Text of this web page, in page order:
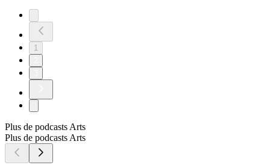
1
Plus de podcasts Arts
Plus de podcasts Arts